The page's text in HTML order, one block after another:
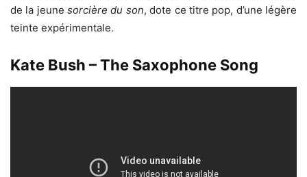
de la jeunesorcière du son, dote ce titre pop, d’une légère
teinte expérimentale.
Kate Bush – The Saxophone Song